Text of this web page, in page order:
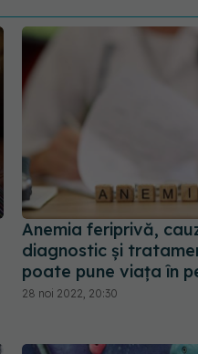
Anemia feriprivă,
diagnostic și
poate pune viața în
28 noi 2022, 20:30